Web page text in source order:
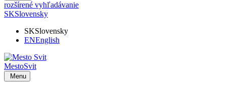
rozšírené vyhľadávanie
SKSlovensky
SKSlovensky
ENEnglish
MestoSvit
Menu